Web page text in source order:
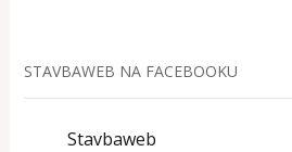
STAVBAWEB NA FACEBOOKU
Stavbaweb